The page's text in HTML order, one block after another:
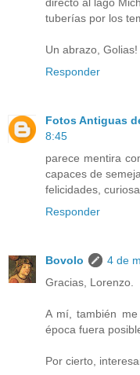
directo al lago
tuberías por los
Un abrazo, Golias!
Responder
Fotos Antiguas
8:45
parece mentira
capaces de
felicidades,
Responder
Bovolo
4 de
Gracias, Lorenzo.
A mí, también
época fuera
Por cierto,